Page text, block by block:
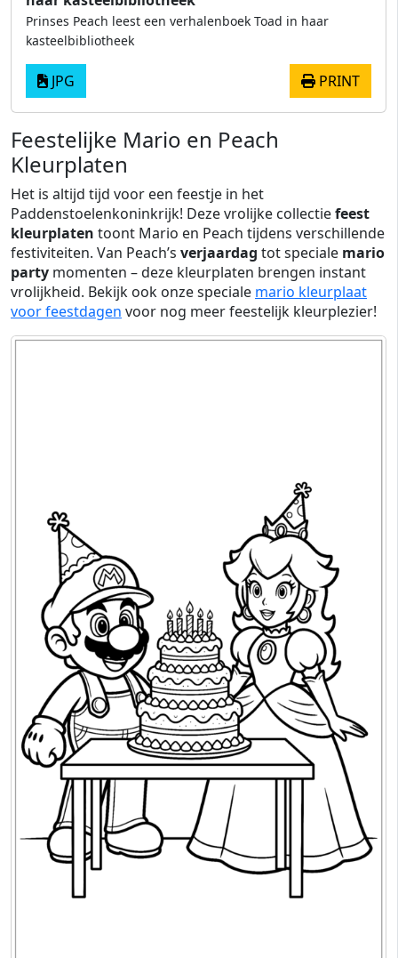
Prinses Peach leest een verhalenboek Toad in haar
kasteelbibliotheek
JPG PRINT
Feestelijke Mario en Peach
Kleurplaten
Het is altijd tijd voor een feestje in het
Paddenstoelenkoninkrijk! Deze vrolijke collectiefeest
kleurplaten toont Mario en Peach tijdens verschillende
festiviteiten. Van Peach’s verjaardag tot speciale mario
party momenten – deze kleurplaten brengen instant
vrolijkheid. Bekijk ook onze speciale mario kleurplaat
voor feestdagen voor nog meer feestelijk kleurplezier!